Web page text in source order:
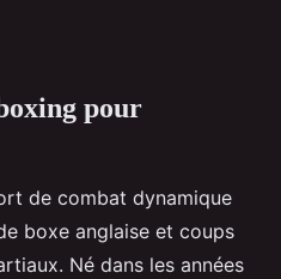
pour
de combat dynamique
boxe anglaise et coups
Né dans les années